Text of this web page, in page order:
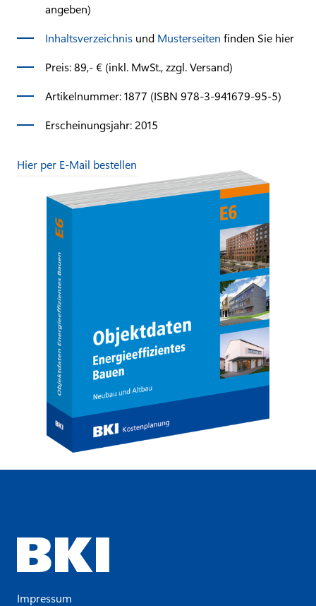
angeben)
Inhaltsverzeichnis und Musterseiten finden Sie hier
Preis: 89,- € (inkl. MwSt., zzgl. Versand)
Artikelnummer: 1877 (ISBN 978-3-941679-95-5)
Erscheinungsjahr: 2015
Hier per E-Mail bestellen
Impressum